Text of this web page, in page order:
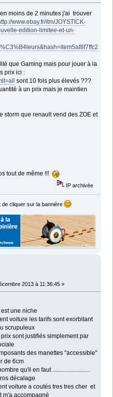
moins de 2 minutes j'ai trouver
www.ebay.fr/itm/JOYSTICK-
edition-limitee-et-un-
que Gaming mais pour jouer à la
prix ici :
sont 10 fois plus élevés ???
à un prix mais je maintien
storm que renault vend des ZOE et
tout de même !!!
IP archivée
de cliquer sur la bannière
2013 à 11:36:45 »
une niche
voiture les tarifs sont exorbitant
scrupuleux
sont justifiés simplement par
des manettes "accessible"
de 6cm
qu'il en faut .........................
décalage
voiture a coutés tres tres cher et
m'a accompagné